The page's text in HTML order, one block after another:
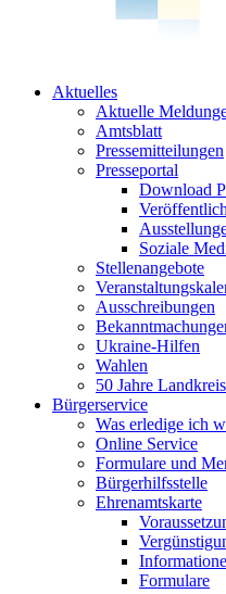
Aktuelles
Aktuelle
Amtsblatt
Pressemitteilungen
Presseportal
Download
Soziale
Stellenangebote
Ausschreibungen
Ukraine-Hilfen
Wahlen
50 Jahre
Bürgerservice
Was erledige ich
Online Service
Formulare und
Bürgerhilfsstelle
Ehrenamtskarte
Formulare